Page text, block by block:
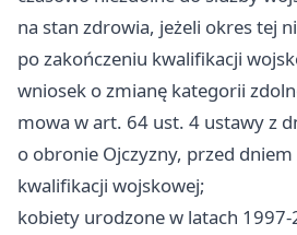
na stan zdrowia, jeżeli okres tej
po zakończeniu kwalifikacji
wniosek o zmianę kategorii
mowa w art. 64 ust. 4 ustawy z
o obronie Ojczyzny, przed dniem
kwalifikacji wojskowej;
kobiety urodzone w latach